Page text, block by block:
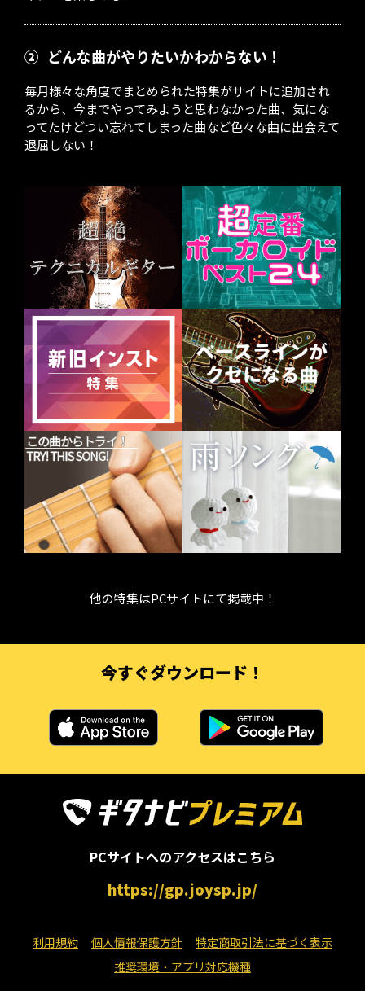
② どんな曲がやりたいかわからない！
毎月様々な角度でまとめられた特集がサイトに追加され
るから、今までやってみようと思わなかった曲、気にな
ってたけどつい忘れてしまった曲など色々な曲に出会えて
退屈しない！
他の特集はPCサイトにて掲載中！
今すぐダウンロード！
PCサイトへのアクセスはこちら
https://gp.joysp.jp/
利用規約 個人情報保護方針
特定商取引法に基づく表示
推奨環境・アプリ対応機種